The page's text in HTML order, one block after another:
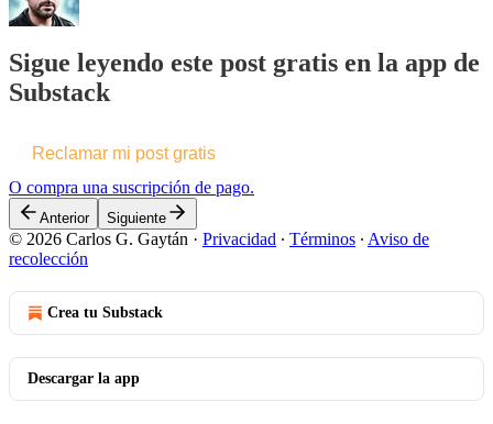
Sigue leyendo este post gratis en la app de
Substack
Reclamar mi post gratis
O compra una suscripción de pago.
Anterior Siguiente
© 2026 Carlos G. Gaytán · Privacidad ∙ Términos ∙ Aviso de
recolección
Crea tu Substack
Descargar la app